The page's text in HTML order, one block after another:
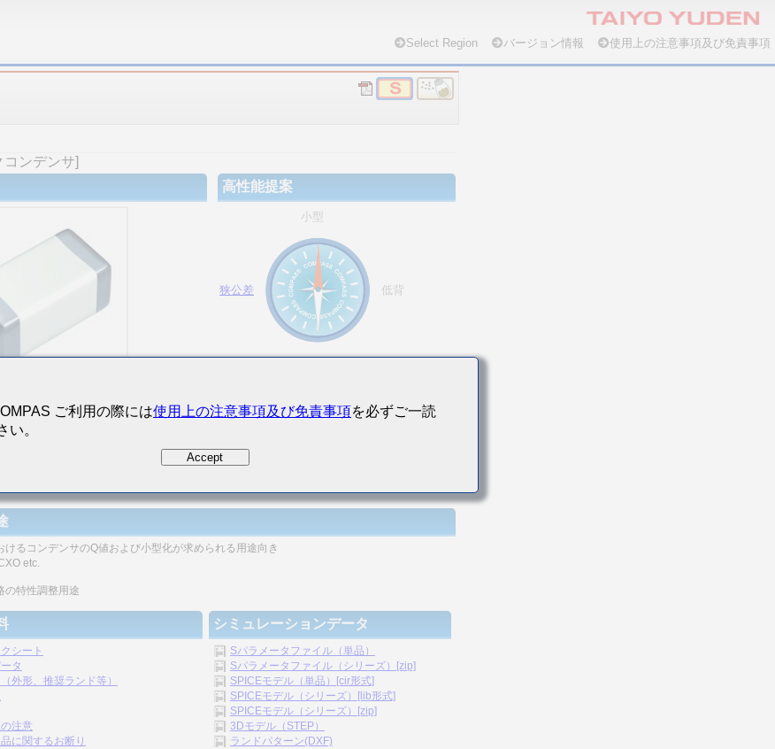
Select Region バージョン情報 使用上の注意事項及び免責事項
ンデンサ]
高性能提案
小型
狭公差 低背
ンデンサとしては高いQ値が高周波で得られます。
けるコンデンサのQ値および小型化が求められる用途向き
etc.
の特性調整用途
シート
タ
外形、推奨ランド等）
注意
に関するお断り
シミュレーションデータ
Sパラメータファイル（単品）
Sパラメータファイル（シリーズ）[zip]
SPICEモデル（単品）[cir形式]
SPICEモデル（シリーズ）[lib形式]
SPICEモデル（シリーズ）[zip]
3Dモデル（STEP）
ランドパターン(DXF)
ご利用の際には使用上の注意事項及び免責事項を必ずご一読
い。
Accept